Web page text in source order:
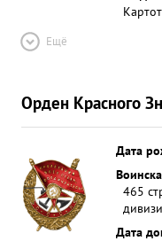
Ещё
Орден Красного
Дата
465
Дата